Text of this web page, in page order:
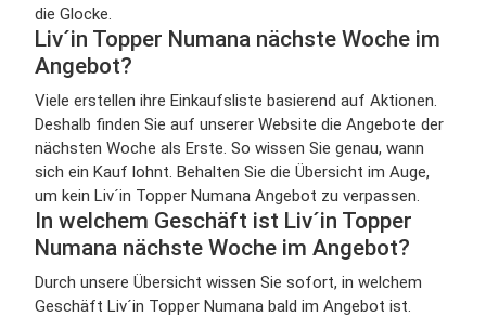
die Glocke.
Liv´in Topper Numana nächste Woche im
Angebot?
Viele erstellen ihre Einkaufsliste basierend auf Aktionen.
Deshalb finden Sie auf unserer Website die Angebote der
nächsten Woche als Erste. So wissen Sie genau, wann
sich ein Kauf lohnt. Behalten Sie die Übersicht im Auge,
um kein Liv´in Topper Numana Angebot zu verpassen.
In welchem Geschäft ist Liv´in Topper
Numana nächste Woche im Angebot?
Durch unsere Übersicht wissen Sie sofort, in welchem
Geschäft Liv´in Topper Numana bald im Angebot ist.